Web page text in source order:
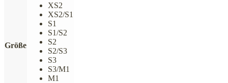
Größe
XS2
XS2/S1
S1
S1/S2
S2
S2/S3
S3
S3/M1
M1